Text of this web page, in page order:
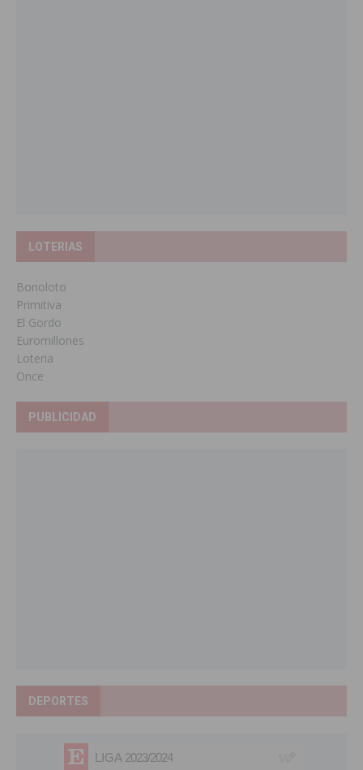
LOTERIAS
Bonoloto
Primitiva
El Gordo
Euromillones
Loteria
Once
PUBLICIDAD
DEPORTES